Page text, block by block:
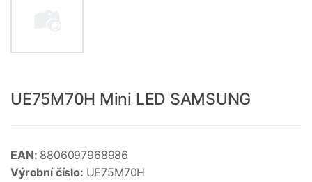
UE75M70H Mini LED SAMSUNG
EAN: 8806097968986
Výrobní číslo: UE75M70H